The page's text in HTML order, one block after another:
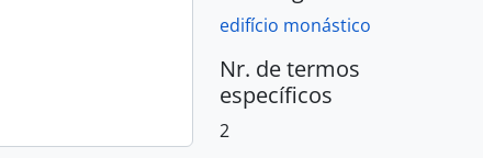
edifício monástico
Nr. de termos
específicos
2